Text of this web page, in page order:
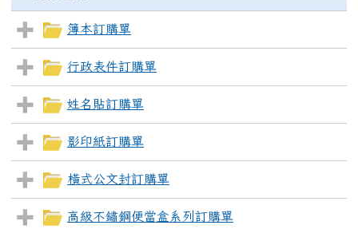
簿本訂購單
行政表件訂購單
姓名貼訂購單
影印紙訂購單
橫式公文封訂購單
高級不鏽鋼便當盒系列訂購單